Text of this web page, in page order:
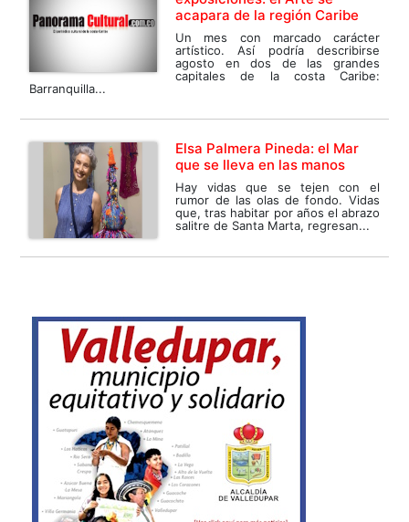
acapara de la región Caribe
Un mes con marcado carácter
artístico. Así podría describirse
agosto en dos de las grandes
capitales de la costa Caribe:
Barranquilla...
Elsa Palmera Pineda: el Mar
que se lleva en las manos
Hay vidas que se tejen con el
rumor de las olas de fondo. Vidas
que, tras habitar por años el abrazo
salitre de Santa Marta, regresan...